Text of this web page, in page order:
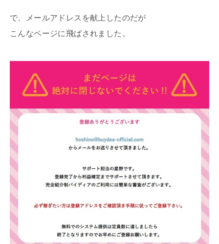
で、メールアドレスを献上したのだが
こんなページに飛ばされました。